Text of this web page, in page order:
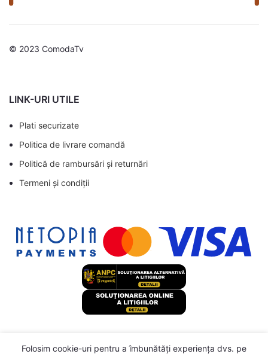
© 2023 ComodaTv
LINK-URI UTILE
Plati securizate
Politica de livrare comandă
Politică de rambursări și returnări
Termeni și condiții
Folosim cookie-uri pentru a îmbunătăți experiența dvs. pe
perete